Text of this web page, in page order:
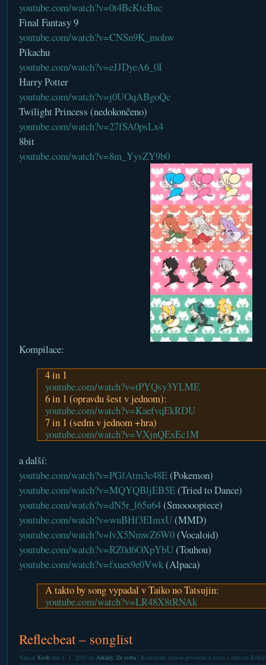
youtube.com/watch?v=0t4BcKtcBuc
Final Fantasy 9
youtube.com/watch?v=CNSn9K_mohw
Pikachu
youtube.com/watch?v=eJJDyeA6_0I
Harry Potter
youtube.com/watch?v=j0UOqABgoQc
Twilight Princess (nedokončeno)
youtube.com/watch?v=27fSA0psLx4
8bit
youtube.com/watch?v=8m_YysZY9b0
Kompilace:
4 in 1
youtube.com/watch?v=tPYQsy3YLME
6 in 1 (opravdu šest v jednom):
youtube.com/watch?v=KaefvqEkRDU
7 in 1 (sedm v jednom +hra)
youtube.com/watch?v=VXjnQExEc1M
a další:
youtube.com/watch?v=PGfAtm3c48E(Pokemon)
youtube.com/watch?v=MQYQBljEB5E(Tried to Dance)
youtube.com/watch?v=dN5r_l65u64(Smoooopiece)
youtube.com/watch?v=wuBHf3EImxU(MMD)
youtube.com/watch?v=lvX5NmwZ6W0(Vocaloid)
youtube.com/watch?v=RZ0d6OXpYbU(Touhou)
youtube.com/watch?v=fxuex9e0Vwk(Alpaca)
A takto by song vypadal v Taiko no Tatsujin:
youtube.com/watch?v=LR48X8tRNAk
Reflecbeat – songlist
Napsal Xsoftdne 1. 5. 2010 do Arkády, Ze světa| Komentáře nejsou povolenéu textu s názvem